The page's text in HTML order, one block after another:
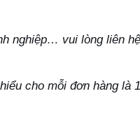
nghiệp… vui lòng liên
cho mỗi đơn hàng là